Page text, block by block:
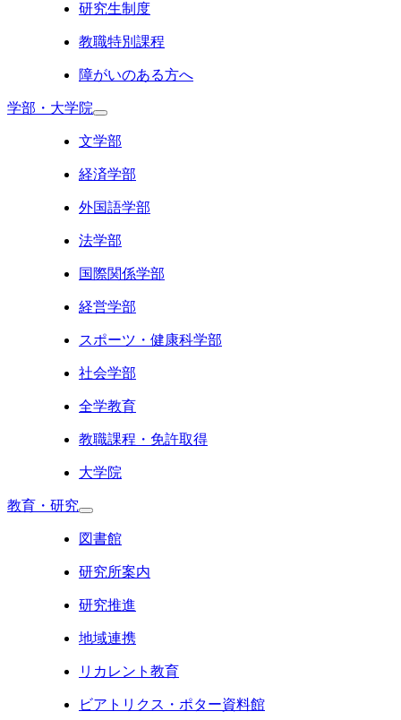
研究生制度
教職特別課程
障がいのある方へ
学部・大学院
文学部
経済学部
外国語学部
法学部
国際関係学部
経営学部
スポーツ・健康科学部
社会学部
全学教育
教職課程・免許取得
大学院
教育・研究
図書館
研究所案内
研究推進
地域連携
リカレント教育
ビアトリクス・ポター資料館